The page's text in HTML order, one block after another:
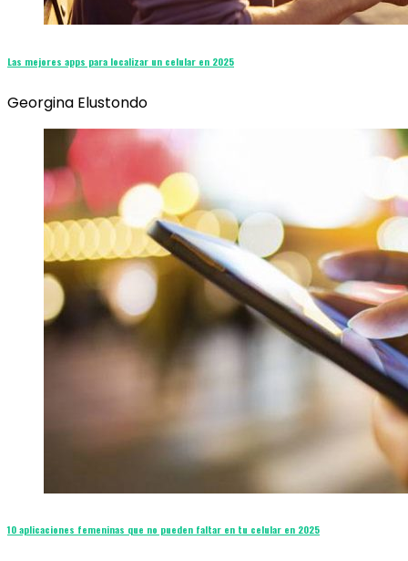
Las mejores apps para localizar un celular en 2025
Georgina Elustondo
10 aplicaciones femeninas que no pueden faltar en tu celular en 2025